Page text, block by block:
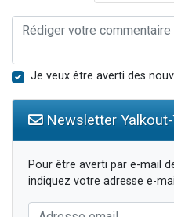
Je veux être averti des
Newsletter
Pour être averti par e-mail
indiquez votre adresse e-